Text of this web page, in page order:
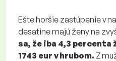
Ešte horšie zastúpenie v
desatine majú ženy na
sa, že iba 4,3 percenta
1743 eur v hrubom. Z